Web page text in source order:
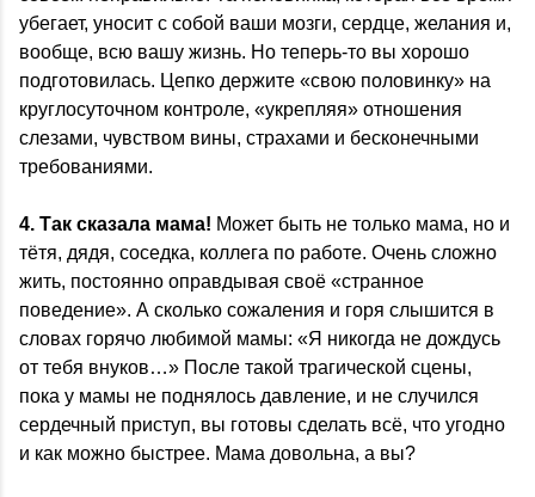
убегает, уносит с собой ваши мозги, сердце, желания и,
вообще, всю вашу жизнь. Но теперь-то вы хорошо
подготовилась. Цепко держите «свою половинку» на
круглосуточном контроле, «укрепляя» отношения
слезами, чувством вины, страхами и бесконечными
требованиями.
4. Так сказала мама! Может быть не только мама, но и
тётя, дядя, соседка, коллега по работе. Очень сложно
жить, постоянно оправдывая своё «странное
поведение». А сколько сожаления и горя слышится в
словах горячо любимой мамы: «Я никогда не дождусь
от тебя внуков…» После такой трагической сцены,
пока у мамы не поднялось давление, и не случился
сердечный приступ, вы готовы сделать всё, что угодно
и как можно быстрее. Мама довольна, а вы?